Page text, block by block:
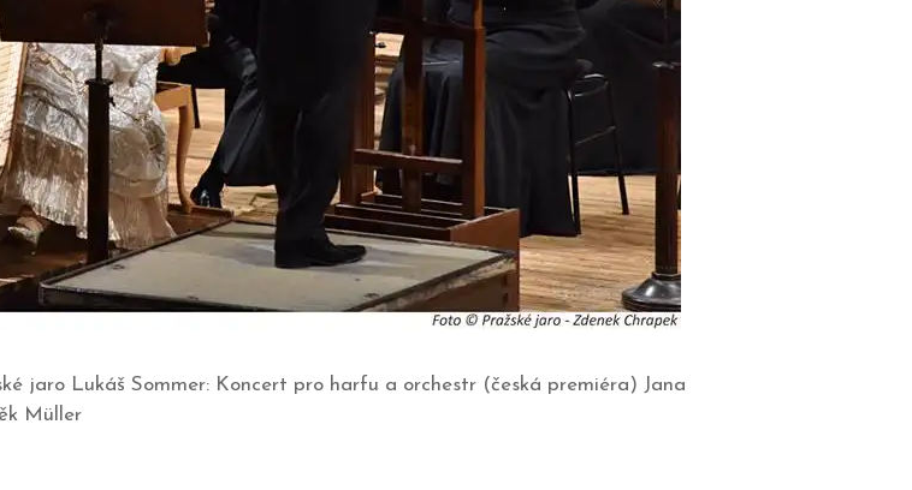
jaro Lukáš Sommer: Koncert pro harfu a orchestr (česká premiéra) Jana
Müller